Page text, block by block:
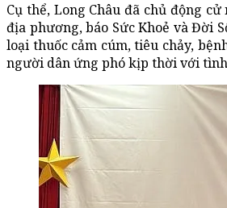
Cụ thể, Long Châu đã chủ động
địa phương, báo Sức Khoẻ và Đời
loại thuốc cảm cúm, tiêu chảy,
người dân ứng phó kịp thời với